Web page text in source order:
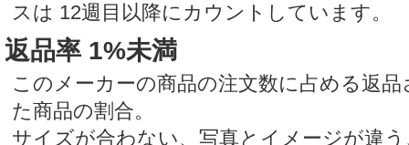
スは 12週目以降にカウントしています。
返品率 1%未満
このメーカーの商品の注文数に占める返品
た商品の割合。
サイズが合わない、写真とイメージが違う